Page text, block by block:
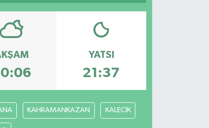
YATSI
21:37
KAHRAMANKAZAN KALECİK